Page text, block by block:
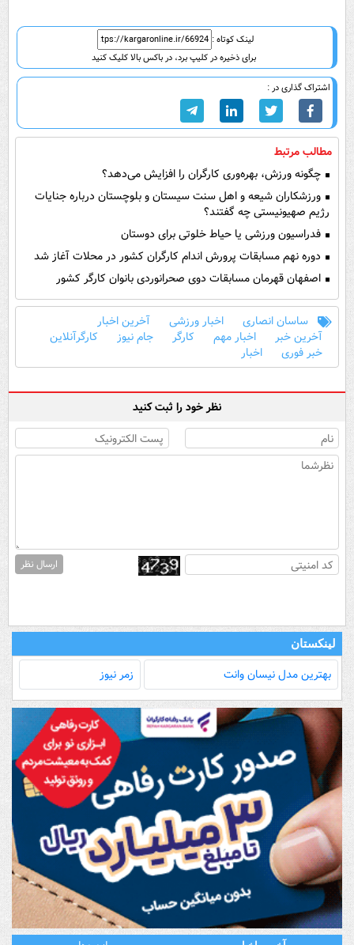
لینک کوتاه :
برای ذخیره در کلیپ برد، در باکس بالا کلیک کنید
اشتراک گذاری در :
مطالب مرتبط
چگونه ورزش، بهره‌وری کارگران را افزایش می‌دهد؟
ورزشکاران شیعه و اهل سنت سیستان و بلوچستان درباره جنایات
رژیم صهیونیستی چه گفتند؟
فدراسیون ورزشی یا حیاط خلوتی برای دوستان
دوره نهم مسابقات پرورش اندام کارگران کشور در محلات آغاز شد
اصفهان قهرمان مسابقات دوی صحرانوردی بانوان کارگر کشور
ساسان انصاری اخبار ورزشی
آخرین اخبار
آخرین خبر
اخبار مهم کارگر جام نیوز
کارگرآنلاین
خبر فوری
اخبار
نظر خود را ثبت کنید
ارسال نظر
لینکستان
بهترین مدل‌ نیسان وانت زمر نیوز